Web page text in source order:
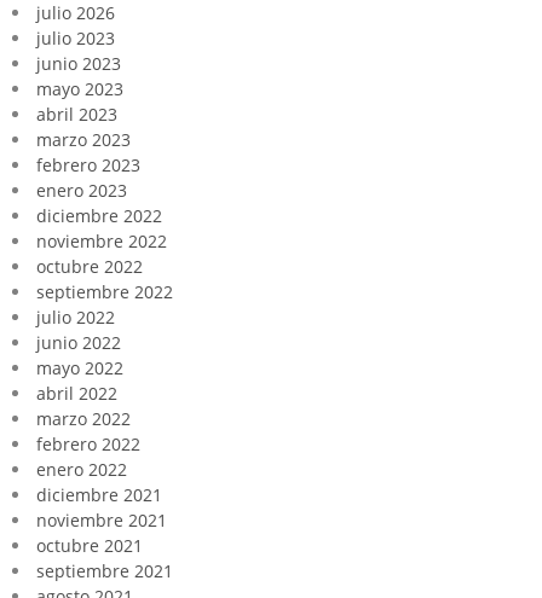
julio 2026
julio 2023
junio 2023
mayo 2023
abril 2023
marzo 2023
febrero 2023
enero 2023
diciembre 2022
noviembre 2022
octubre 2022
septiembre 2022
julio 2022
junio 2022
mayo 2022
abril 2022
marzo 2022
febrero 2022
enero 2022
diciembre 2021
noviembre 2021
octubre 2021
septiembre 2021